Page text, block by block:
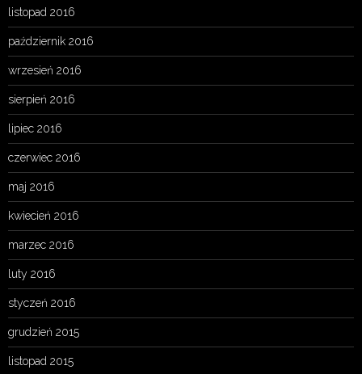
listopad 2016
październik 2016
wrzesień 2016
sierpień 2016
lipiec 2016
czerwiec 2016
maj 2016
kwiecień 2016
marzec 2016
luty 2016
styczeń 2016
grudzień 2015
listopad 2015